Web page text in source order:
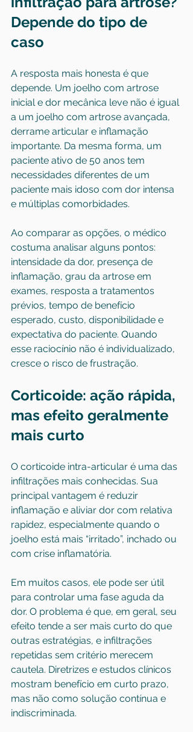
Depende do tipo de
caso
A resposta mais honesta é que
depende. Um joelho com artrose
inicial e dor mecânica leve não é igual
a um joelho com artrose avançada,
derrame articular e inflamação
importante. Da mesma forma, um
paciente ativo de 50 anos tem
necessidades diferentes de um
paciente mais idoso com dor intensa
e múltiplas comorbidades.
Ao comparar as opções, o médico
costuma analisar alguns pontos:
intensidade da dor, presença de
inflamação, grau da artrose em
exames, resposta a tratamentos
prévios, tempo de benefício
esperado, custo, disponibilidade e
expectativa do paciente. Quando
esse raciocínio não é individualizado,
cresce o risco de frustração.
Corticoide: ação rápida,
mas efeito geralmente
mais curto
O corticoide intra-articular é uma das
infiltrações mais conhecidas. Sua
principal vantagem é reduzir
inflamação e aliviar dor com relativa
rapidez, especialmente quando o
joelho está mais “irritado”, inchado ou
com crise inflamatória.
Em muitos casos, ele pode ser útil
para controlar uma fase aguda da
dor. O problema é que, em geral, seu
efeito tende a ser mais curto do que
outras estratégias, e infiltrações
repetidas sem critério merecem
cautela. Diretrizes e estudos clínicos
mostram benefício em curto prazo,
mas não como solução contínua e
indiscriminada.